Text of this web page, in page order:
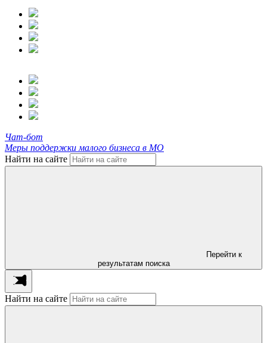
Чат-бот
Меры поддержки малого бизнеса в МО
Найти на сайте
Перейти к
результатам поиска
Найти на сайте